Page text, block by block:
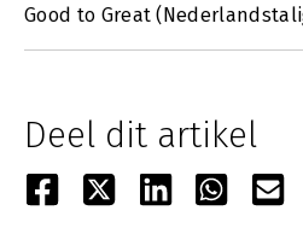
Good to Great
Deel dit artikel